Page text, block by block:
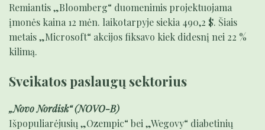
Remiantis „Bloomberg“ duomenimis projektuojama
įmonės kaina 12 mėn. laikotarpyje siekia 490,2 $. Šiais
metais „Microsoft“ akcijos fiksavo kiek didesnį nei 22 %
kilimą.
Sveikatos paslaugų sektorius
„Novo Nordisk“ (NOVO-B)
Išpopuliarėjusių „Ozempic“ bei „Wegovy“ diabetinių